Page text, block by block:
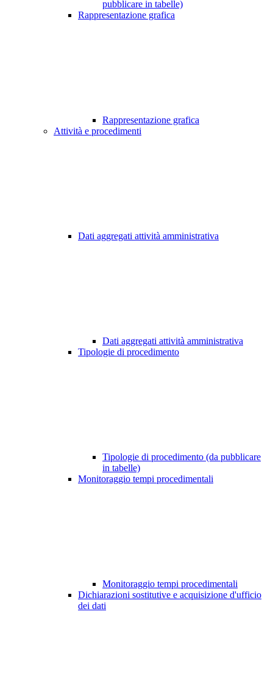
pubblicare in tabelle)
Rappresentazione grafica
Rappresentazione grafica
Attività e procedimenti
Dati aggregati attività amministrativa
Dati aggregati attività amministrativa
Tipologie di procedimento
Tipologie di procedimento (da pubblicare
in tabelle)
Monitoraggio tempi procedimentali
Monitoraggio tempi procedimentali
Dichiarazioni sostitutive e acquisizione d'ufficio
dei dati